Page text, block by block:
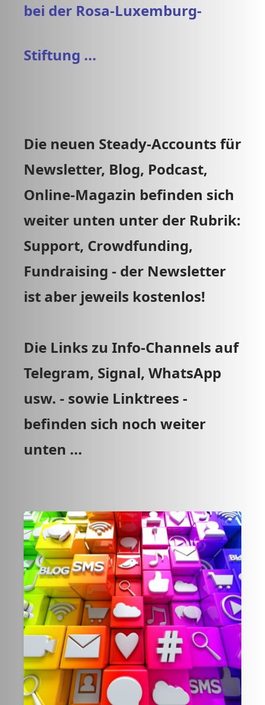
bei der Rosa-Luxemburg-
Stiftung ...
Die neuen Steady-Accounts für
Newsletter, Blog, Podcast,
Online-Magazin befinden sich
weiter unten unter der Rubrik:
Support, Crowdfunding,
Fundraising - der Newsletter
ist aber jeweils kostenlos!
Die Links zu Info-Channels auf
Telegram, Signal, WhatsApp
usw. - sowie Linktrees -
befinden sich noch weiter
unten ...